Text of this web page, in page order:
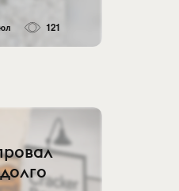
121